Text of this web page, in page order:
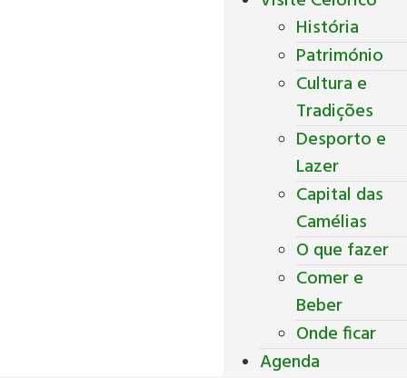
História
Património
Cultura e
Tradições
Desporto e
Lazer
Capital das
Camélias
O que fazer
Comer e
Beber
Onde ficar
Agenda